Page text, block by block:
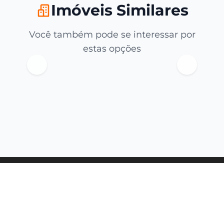
Imóveis Similares
Você também pode se interessar por
estas opções